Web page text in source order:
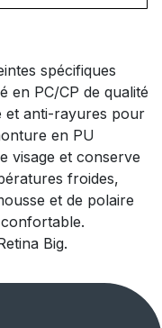
spécifiques
en PC/CP de qualité
et anti-rayures pour
en PU
visage et conserve
froides,
et de polaire
Big.